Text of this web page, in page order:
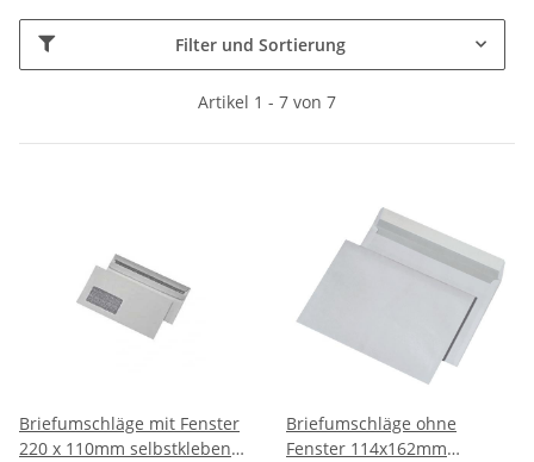
Filter und Sortierung
Artikel 1 - 7 von 7
Briefumschläge mit Fenster
220 x 110mm selbstklebend
Briefumschläge ohne
Fenster 114x162mm